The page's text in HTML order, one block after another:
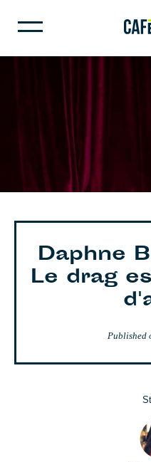
Daphne
Le drag
Published